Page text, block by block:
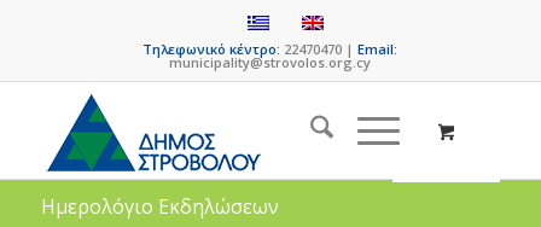
Τηλεφωνικό κέντρο: 22470470 |Email:
municipality@strovolos.org.cy
Ημερολόγιο Εκδηλώσεων